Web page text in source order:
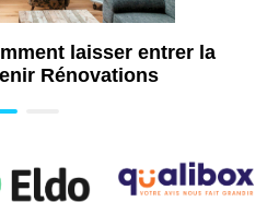
laisser entrer la
Rénovations